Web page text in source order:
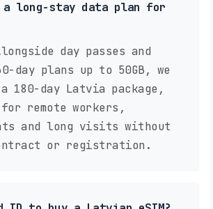
long-stay data plan for
day passes and
day plans up to 50GB, we
180-day Latvia package,
remote workers,
and long visits without
or registration.